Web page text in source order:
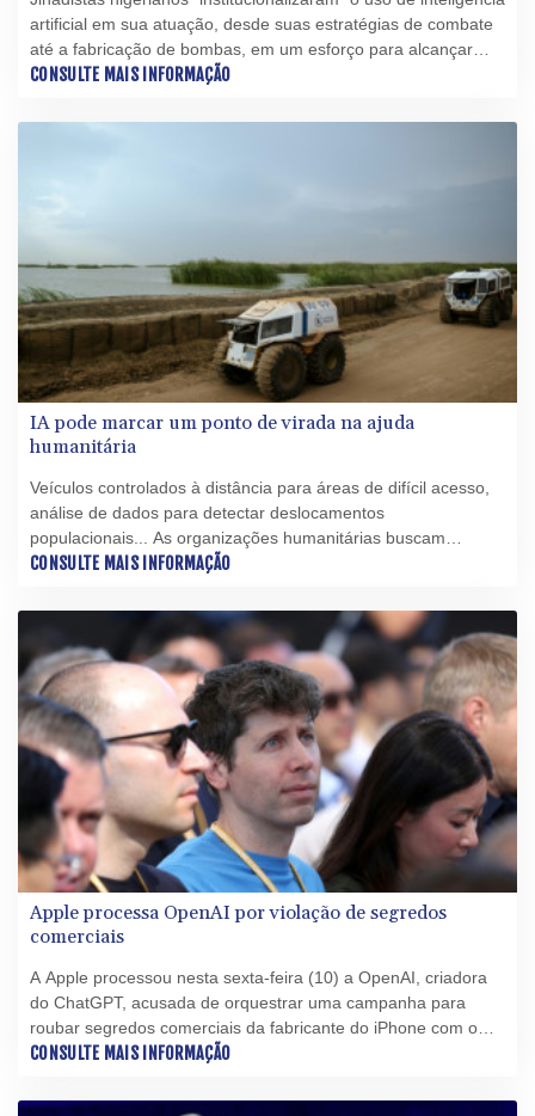
artificial em sua atuação, desde suas estratégias de combate
até a fabricação de bombas, em um esforço para alcançar
uma eficiência semelhante à das grandes corporações
CONSULTE MAIS INFORMAÇÃO
IA pode marcar um ponto de virada na ajuda
humanitária
Veículos controlados à distância para áreas de difícil acesso,
análise de dados para detectar deslocamentos
populacionais... As organizações humanitárias buscam
aproveitar o potencial da inteligência artificial (IA) para otimizar
CONSULTE MAIS INFORMAÇÃO
Apple processa OpenAI por violação de segredos
comerciais
A Apple processou nesta sexta-feira (10) a OpenAI, criadora
do ChatGPT, acusada de orquestrar uma campanha para
roubar segredos comerciais da fabricante do iPhone com o
objetivo de desenvolver seu próprio dispositivo de hardware
CONSULTE MAIS INFORMAÇÃO